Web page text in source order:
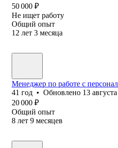
50 000 ₽
Не ищет работу
Общий опыт
12 лет 3 месяца
Менеджер по работе с
41 год • Обновлено 13
20 000 ₽
Общий опыт
8 лет 9 месяцев